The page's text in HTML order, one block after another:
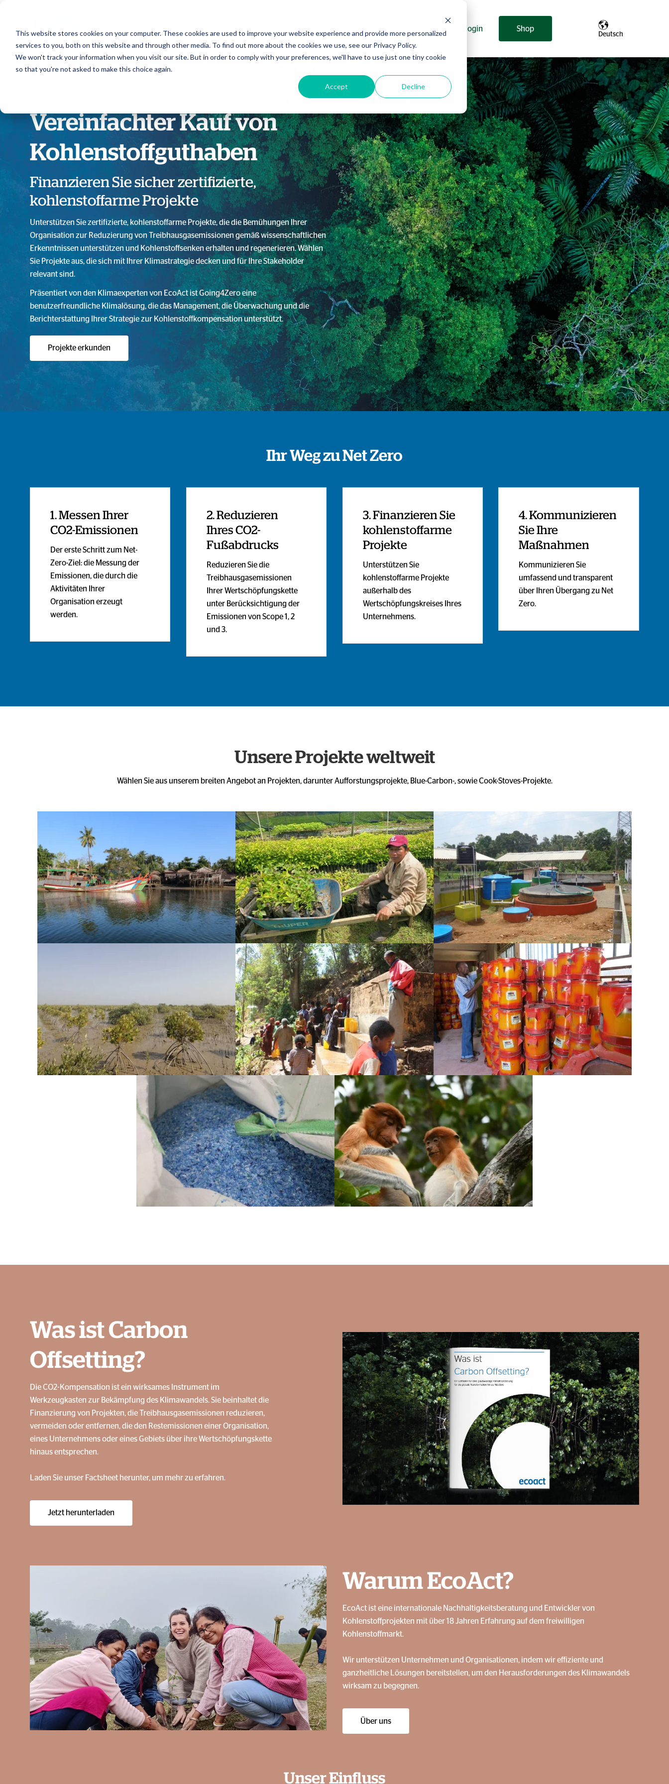
This website stores cookies on your computer. These cookies are used to improve your website experience and provide more personalized
services to you, both on this website and through other media. To find out more about the cookies we use, see our Privacy Policy.
We won't track your information when you visit our site. But in order to comply with your preferences, we'll have to use just one tiny cookie
so that you're not asked to make this choice again.
Accept Decline
Account Login Shop
Deutsch
Vereinfachter Kauf von
Kohlenstoffguthaben
Finanzieren Sie sicher zertifizierte,
kohlenstoffarme Projekte
Unterstützen Sie zertifizierte, kohlenstoffarme Projekte, die die Bemühungen Ihrer
Organisation zur Reduzierung von Treibhausgasemissionen gemäß wissenschaftlichen
Erkenntnissen unterstützen und Kohlenstoffsenken erhalten und regenerieren. Wählen
Sie Projekte aus, die sich mit Ihrer Klimastrategie decken und für Ihre Stakeholder
relevant sind.
Präsentiert von den Klimaexperten von EcoAct ist Going4Zero eine
benutzerfreundliche Klimalösung, die das Management, die Überwachung und die
Berichterstattung Ihrer Strategie zur Kohlenstoffkompensation unterstützt.
Projekte erkunden
Ihr Weg zu Net Zero
1. Messen Ihrer
CO2-Emissionen
Der erste Schritt zum Net-
Zero-Ziel: die Messung der
Emissionen, die durch die
Aktivitäten Ihrer
Organisation erzeugt
werden.
2. Reduzieren
Ihres CO2-
Fußabdrucks
Reduzieren Sie die
Treibhausgasemissionen
Ihrer Wertschöpfungskette
unter Berücksichtigung der
Emissionen von Scope 1, 2
und 3.
3. Finanzieren Sie
kohlenstoffarme
Projekte
Unterstützen Sie
kohlenstoffarme Projekte
außerhalb des
Wertschöpfungskreises Ihres
Unternehmens.
4. Kommunizieren
Sie Ihre
Maßnahmen
Kommunizieren Sie
umfassend und transparent
über Ihren Übergang zu Net
Zero.
Unsere Projekte weltweit
Wählen Sie aus unserem breiten Angebot an Projekten, darunter Aufforstungsprojekte, Blue-Carbon-, sowie Cook-Stoves-Projekte.
Was ist Carbon
Offsetting?
Die CO2-Kompensation ist ein wirksames Instrument im
Werkzeugkasten zur Bekämpfung des Klimawandels. Sie beinhaltet die
Finanzierung von Projekten, die Treibhausgasemissionen reduzieren,
vermeiden oder entfernen, die den Restemissionen einer Organisation,
eines Unternehmens oder eines Gebiets über ihre Wertschöpfungskette
hinaus entsprechen.
Laden Sie unser Factsheet herunter, um mehr zu erfahren.
Jetzt herunterladen
Warum EcoAct?
EcoAct ist eine internationale Nachhaltigkeitsberatung und Entwickler von
Kohlenstoffprojekten mit über 18 Jahren Erfahrung auf dem freiwilligen
Kohlenstoffmarkt.
Wir unterstützen Unternehmen und Organisationen, indem wir effiziente und
ganzheitliche Lösungen bereitstellen, um den Herausforderungen des Klimawandels
wirksam zu begegnen.
Über uns
Unser Einfluss